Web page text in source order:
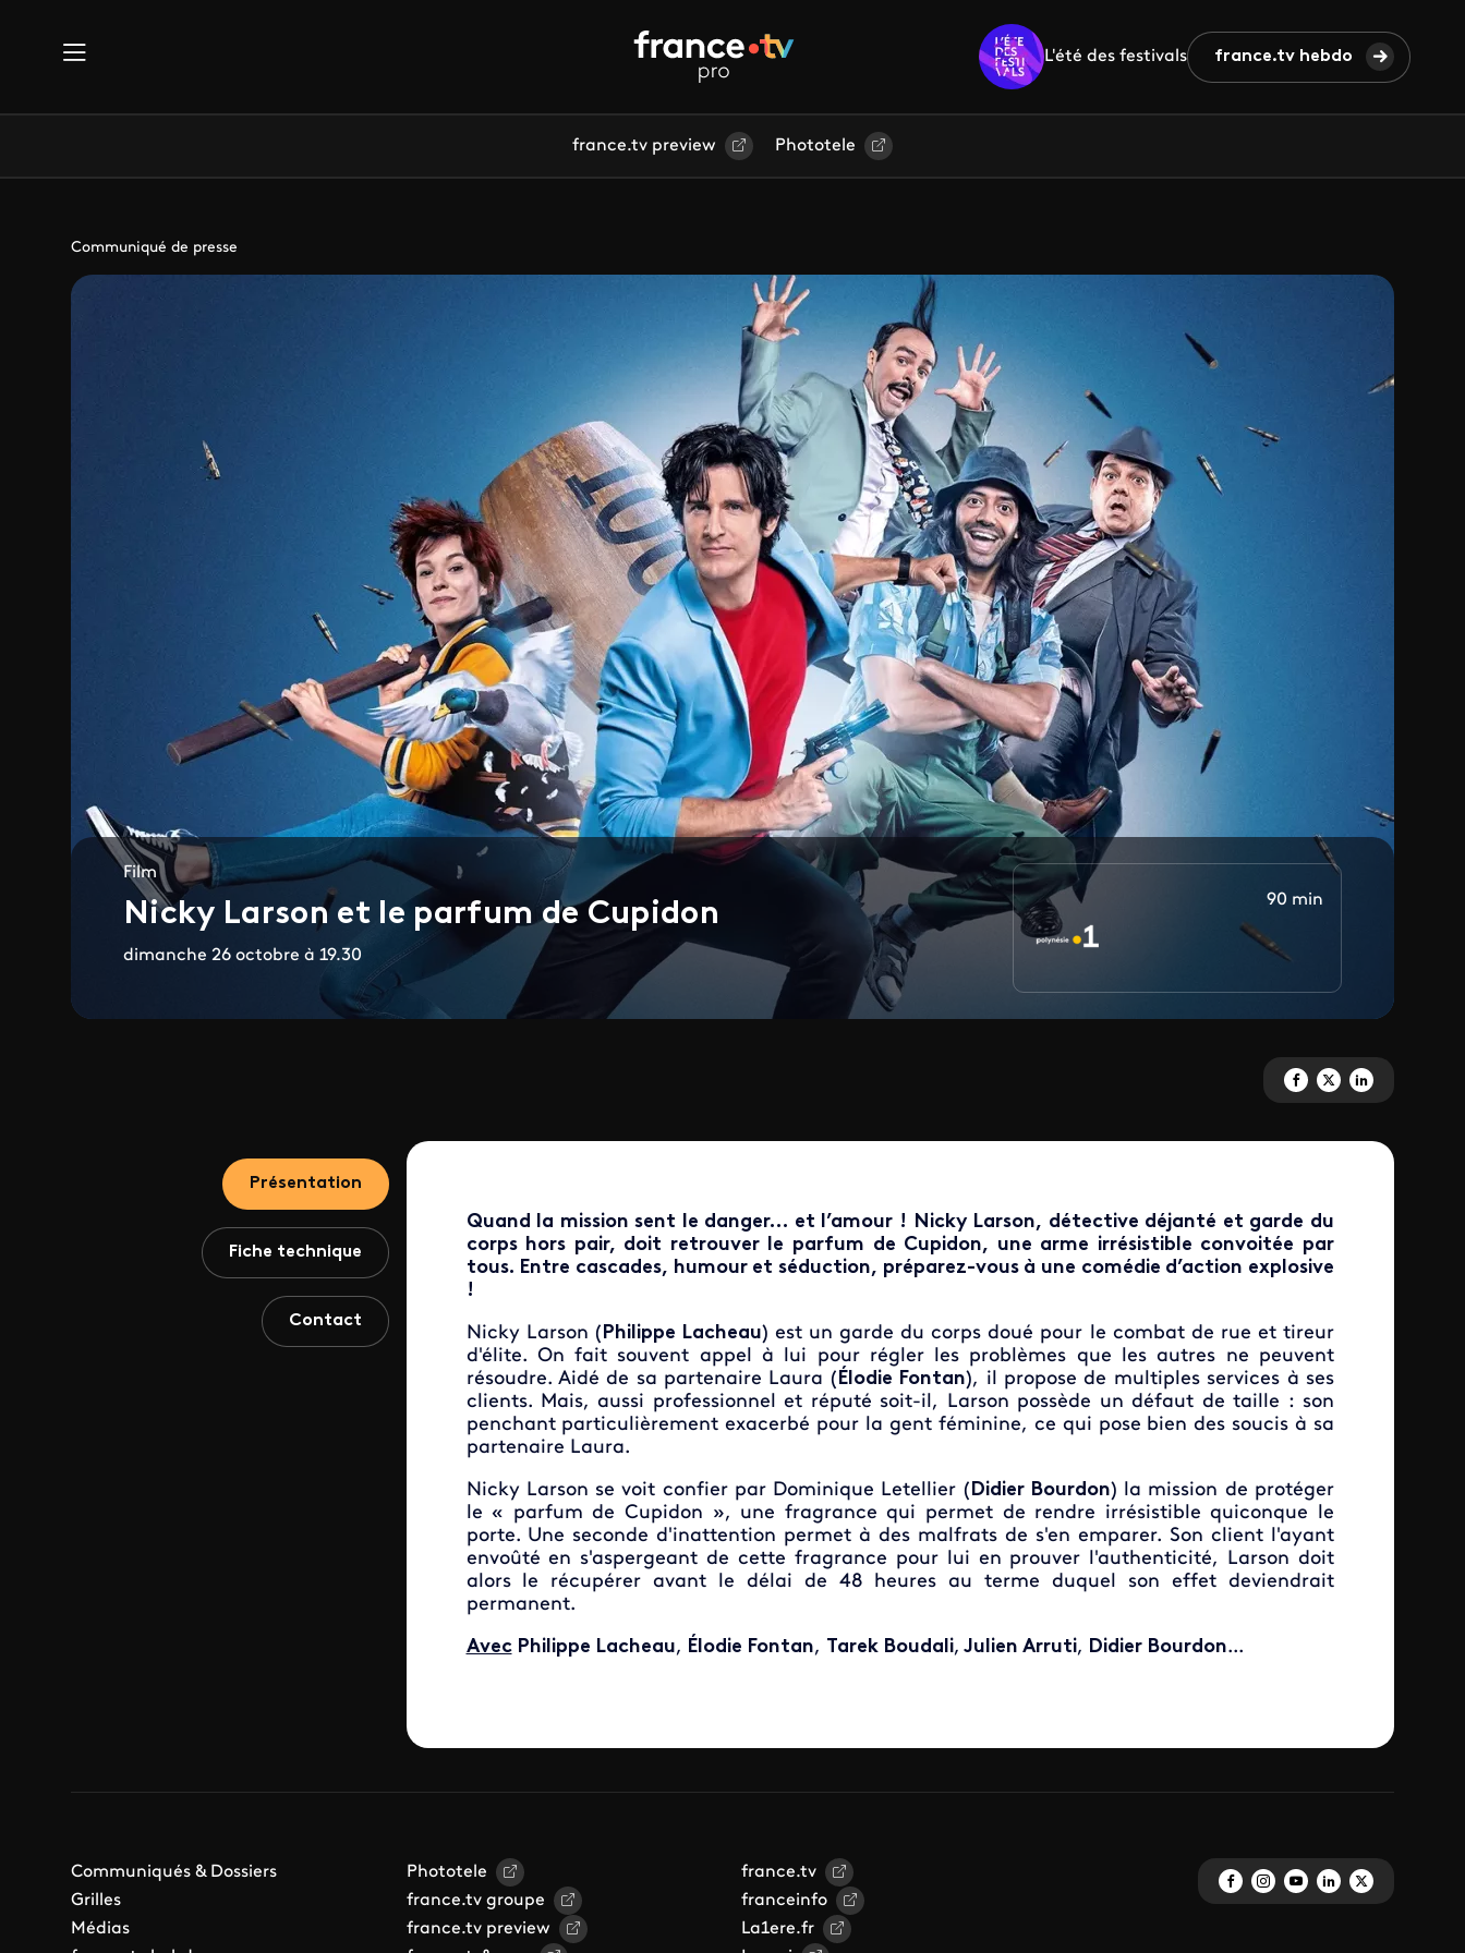
L'été des festivals france.tv hebdo
france.tv preview Phototele
Communiqué de presse
Film
Nicky Larson et le parfum de Cupidon
dimanche 26 octobre à 19.30
90 min
Partagez 'Nicky Larson et le
Partagez 'Nicky Larson
Partagez 'Nicky
Présentation
Fiche technique
Contact
Quand la mission sent le danger… et l’amour ! Nicky Larson, détective déjanté et garde du
corps hors pair, doit retrouver le parfum de Cupidon, une arme irrésistible convoitée par
tous. Entre cascades, humour et séduction, préparez-vous à une comédie d’action explosive
!
Nicky Larson (Philippe Lacheau) est un garde du corps doué pour le combat de rue et tireur
d'élite. On fait souvent appel à lui pour régler les problèmes que les autres ne peuvent
résoudre. Aidé de sa partenaire Laura (Élodie Fontan), il propose de multiples services à ses
clients. Mais, aussi professionnel et réputé soit-il, Larson possède un défaut de taille : son
penchant particulièrement exacerbé pour la gent féminine, ce qui pose bien des soucis à sa
partenaire Laura.
Nicky Larson se voit confier par Dominique Letellier (Didier Bourdon) la mission de protéger
le « parfum de Cupidon », une fragrance qui permet de rendre irrésistible quiconque le
porte. Une seconde d'inattention permet à des malfrats de s'en emparer. Son client l'ayant
envoûté en s'aspergeant de cette fragrance pour lui en prouver l'authenticité, Larson doit
alors le récupérer avant le délai de 48 heures au terme duquel son effet deviendrait
permanent.
AvecPhilippe Lacheau, Élodie Fontan, Tarek Boudali, Julien Arruti, Didier Bourdon...
Communiqués & Dossiers
Grilles
Médias
Phototele
france.tv groupe
france.tv preview
france.tv
franceinfo
La1ere.fr